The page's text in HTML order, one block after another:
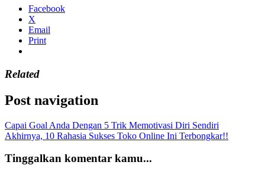
Facebook
X
Email
Print
Related
Post navigation
Capai Goal Anda Dengan 5 Trik Memotivasi Diri Sendiri
Akhirnya, 10 Rahasia Sukses Toko Online Ini Terbongkar!!
Tinggalkan komentar kamu...